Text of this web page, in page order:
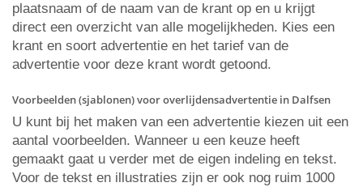
plaatsnaam of de naam van de krant op en u krijgt
direct een overzicht van alle mogelijkheden. Kies een
krant en soort advertentie en het tarief van de
advertentie voor deze krant wordt getoond.
Voorbeelden (sjablonen) voor overlijdensadvertentie in Dalfsen
U kunt bij het maken van een advertentie kiezen uit een
aantal voorbeelden. Wanneer u een keuze heeft
gemaakt gaat u verder met de eigen indeling en tekst.
Voor de tekst en illustraties zijn er ook nog ruim 1000